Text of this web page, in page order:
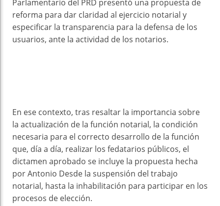
Parlamentario del PRD presentó una propuesta de
reforma para dar claridad al ejercicio notarial y
especificar la transparencia para la defensa de los
usuarios, ante la actividad de los notarios.
En ese contexto, tras resaltar la importancia sobre
la actualización de la función notarial, la condición
necesaria para el correcto desarrollo de la función
que, día a día, realizar los fedatarios públicos, el
dictamen aprobado se incluye la propuesta hecha
por Antonio Desde la suspensión del trabajo
notarial, hasta la inhabilitación para participar en los
procesos de elección.